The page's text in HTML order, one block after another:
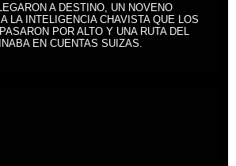
A DESTINO, UN NOVENO
LA INTELIGENCIA CHAVISTA QUE LOS
POR ALTO Y UNA RUTA DEL
EN CUENTAS SUIZAS.